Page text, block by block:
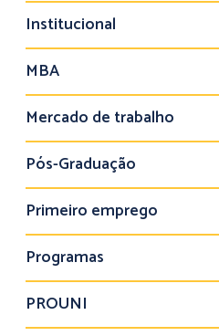
Institucional
MBA
Mercado de trabalho
Pós-Graduação
Primeiro emprego
Programas
PROUNI